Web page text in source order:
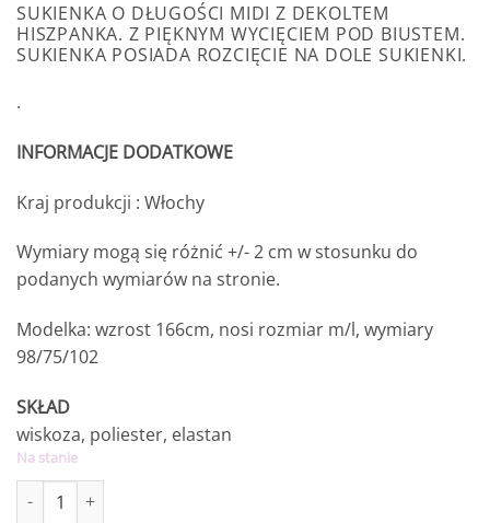
SUKIENKA O DŁUGOŚCI MIDI Z DEKOLTEM
HISZPANKA. Z PIĘKNYM WYCIĘCIEM POD BIUSTEM.
SUKIENKA POSIADA ROZCIĘCIE NA DOLE SUKIENKI.
.
INFORMACJE DODATKOWE
Kraj produkcji : Włochy
Wymiary mogą się różnić +/- 2 cm w stosunku do
podanych wymiarów na stronie.
Modelka: wzrost 166cm, nosi rozmiar m/l, wymiary
98/75/102
SKŁAD
wiskoza, poliester, elastan
Na stanie